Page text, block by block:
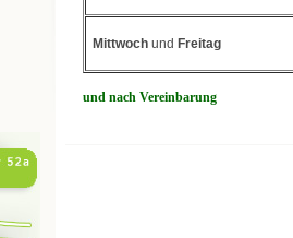
Mittwoch und Freitag
und nach Vereinbarung